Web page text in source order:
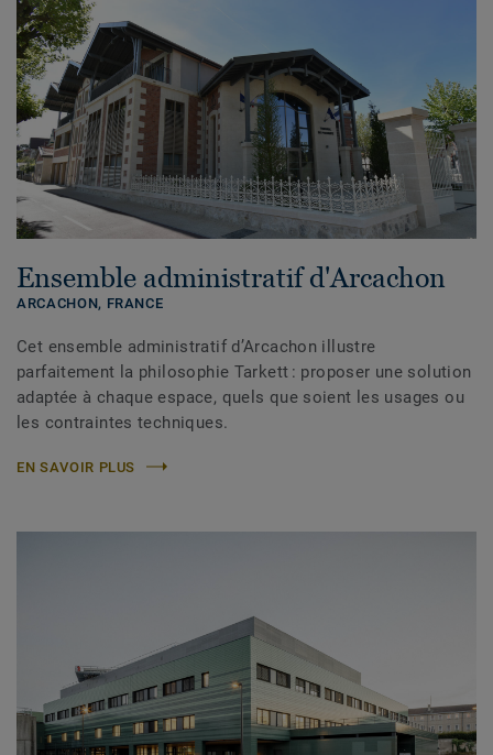
Ensemble administratif d'Arcachon
ARCACHON, FRANCE
Cet ensemble administratif d’Arcachon illustre
parfaitement la philosophie Tarkett : proposer une solution
adaptée à chaque espace, quels que soient les usages ou
les contraintes techniques.
EN SAVOIR PLUS